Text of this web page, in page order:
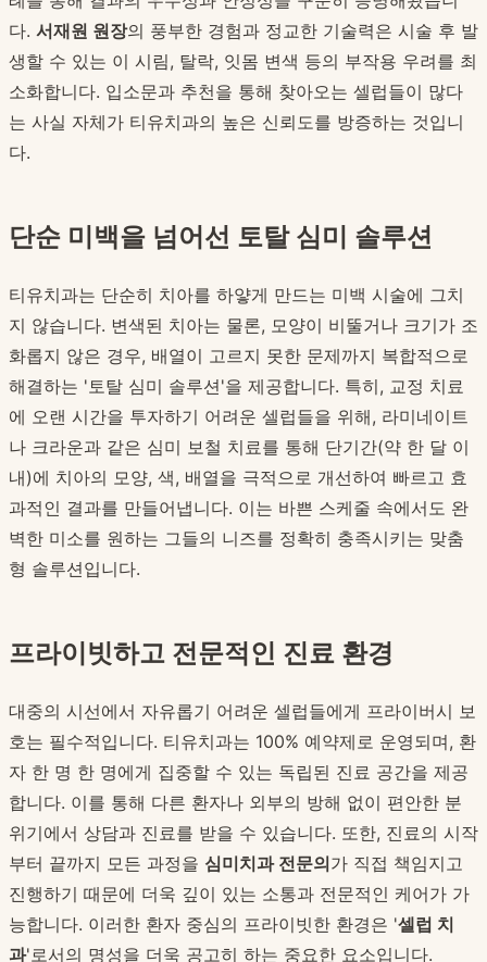
다. 서재원 원장의 풍부한 경험과 정교한 기술력은 시술 후 발
생할 수 있는 이 시림, 탈락, 잇몸 변색 등의 부작용 우려를 최
소화합니다. 입소문과 추천을 통해 찾아오는 셀럽들이 많다
는 사실 자체가 티유치과의 높은 신뢰도를 방증하는 것입니
다.
단순 미백을 넘어선 토탈 심미 솔루션
티유치과는 단순히 치아를 하얗게 만드는 미백 시술에 그치
지 않습니다. 변색된 치아는 물론, 모양이 비뚤거나 크기가 조
화롭지 않은 경우, 배열이 고르지 못한 문제까지 복합적으로
해결하는 '토탈 심미 솔루션'을 제공합니다. 특히, 교정 치료
에 오랜 시간을 투자하기 어려운 셀럽들을 위해, 라미네이트
나 크라운과 같은 심미 보철 치료를 통해 단기간(약 한 달 이
내)에 치아의 모양, 색, 배열을 극적으로 개선하여 빠르고 효
과적인 결과를 만들어냅니다. 이는 바쁜 스케줄 속에서도 완
벽한 미소를 원하는 그들의 니즈를 정확히 충족시키는 맞춤
형 솔루션입니다.
프라이빗하고 전문적인 진료 환경
대중의 시선에서 자유롭기 어려운 셀럽들에게 프라이버시 보
호는 필수적입니다. 티유치과는 100% 예약제로 운영되며, 환
자 한 명 한 명에게 집중할 수 있는 독립된 진료 공간을 제공
합니다. 이를 통해 다른 환자나 외부의 방해 없이 편안한 분
위기에서 상담과 진료를 받을 수 있습니다. 또한, 진료의 시작
부터 끝까지 모든 과정을 심미치과 전문의가 직접 책임지고
진행하기 때문에 더욱 깊이 있는 소통과 전문적인 케어가 가
능합니다. 이러한 환자 중심의 프라이빗한 환경은 '셀럽 치
과'로서의 명성을 더욱 공고히 하는 중요한 요소입니다.